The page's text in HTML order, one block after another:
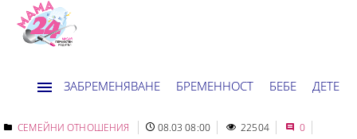
ЗАБРЕМЕНЯВАНЕ БРЕМЕННОСТ БЕБЕ ДЕТЕ
ДОМ НОВИНИ ХОРОСКОП
СЕМЕЙНИ ОТНОШЕНИЯ 08.03 08:00 22504 0